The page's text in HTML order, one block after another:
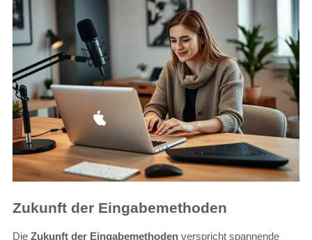
Zukunft der Eingabemethoden
Die Zukunft der Eingabemethoden verspricht spannende